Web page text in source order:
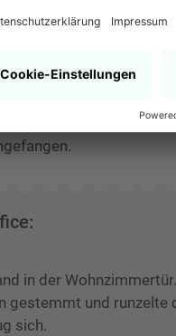
unwillkürlich nach
gelungen ist,
die Tür, setzt sich auf
Freiheit, einen
zu dem seitenlangen
sind Menschen: Kurz
in der
gestemmt und runzelte
sich.